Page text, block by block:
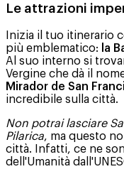
Le attrazioni
Inizia il tuo itinerario
più emblematico:
la
Al suo interno si
Vergine che dà il
Mirador de San
incredibile sulla città.
Non potrai lasciare
Pilarica, ma questo
città. Infatti, ce ne
dell'Umanità